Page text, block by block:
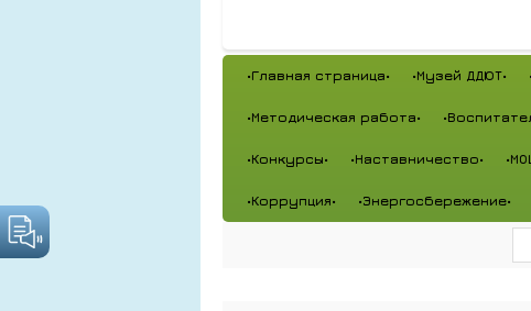
•Главная страница• •Музей ДДЮТ•
•Методическая работа•
•Конкурсы• •Наставничество•
•Коррупция• •Энергосбережение•